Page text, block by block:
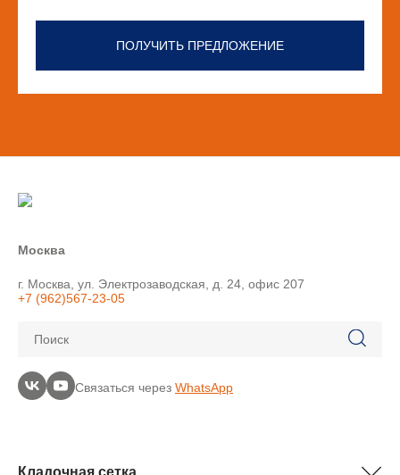
ПОЛУЧИТЬ ПРЕДЛОЖЕНИЕ
Москва
г. Москва, ул. Электрозаводская, д. 24, офис 207
+7 (962)567-23-05
Поиск
Связаться через WhatsApp
Кладочная сетка